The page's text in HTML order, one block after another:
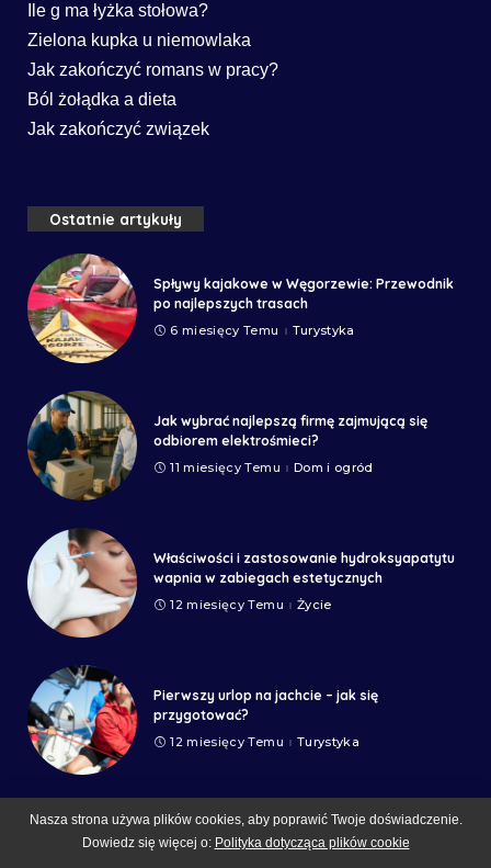
Ile g ma łyżka stołowa?
Zielona kupka u niemowlaka
Jak zakończyć romans w pracy?
Ból żołądka a dieta
Jak zakończyć związek
Ostatnie artykuły
Spływy kajakowe w Węgorzewie: Przewodnik
po najlepszych trasach
6 miesięcy Temu Turystyka
Jak wybrać najlepszą firmę zajmującą się
odbiorem elektrośmieci?
11 miesięcy Temu Dom i ogród
Właściwości i zastosowanie hydroksyapatytu
wapnia w zabiegach estetycznych
12 miesięcy Temu Życie
Pierwszy urlop na jachcie – jak się
przygotować?
12 miesięcy Temu Turystyka
Nasza strona używa plików cookies, aby poprawić Twoje doświadczenie.
Dowiedz się więcej o: Polityka dotycząca plików cookie